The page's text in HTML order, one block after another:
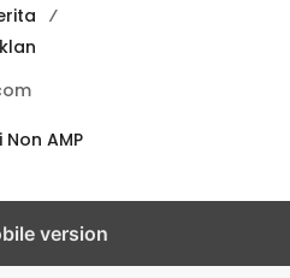
Non AMP
version